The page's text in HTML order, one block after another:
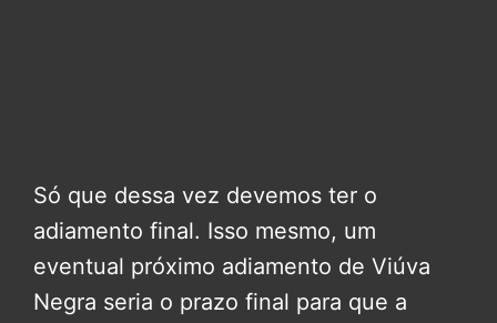
Só que dessa vez devemos ter o
adiamento final. Isso mesmo, um
eventual próximo adiamento de Viúva
Negra seria o prazo final para que a